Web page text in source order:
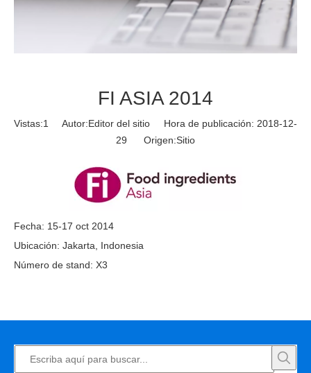
FI ASIA 2014
Vistas:1 Autor:Editor del sitio Hora de publicación: 2018-12-
29 Origen:Sitio
Fecha: 15-17 oct 2014
Ubicación: Jakarta, Indonesia
Número de stand: X3